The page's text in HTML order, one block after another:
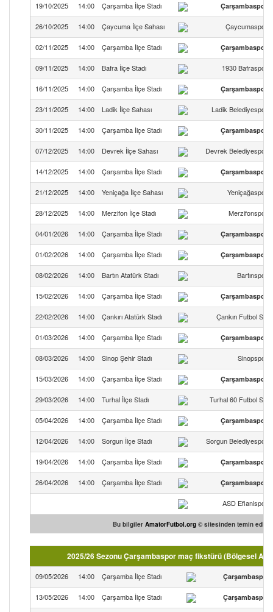
19/10/2025 14:00 Çarşamba İlçe Stadı Çarşambaspor
26/10/2025 14:00 Çaycuma İlçe Sahası Çaycumaspor
02/11/2025 14:00 Çarşamba İlçe Stadı Çarşambaspor
09/11/2025 14:00 Bafra İlçe Stadı 1930 Bafraspor
16/11/2025 14:00 Çarşamba İlçe Stadı Çarşambaspor
23/11/2025 14:00 Ladik İlçe Sahası Ladik Belediyespor
30/11/2025 14:00 Çarşamba İlçe Stadı Çarşambaspor
07/12/2025 14:00 Devrek İlçe Sahası Devrek Belediyespor
14/12/2025 14:00 Çarşamba İlçe Stadı Çarşambaspor
21/12/2025 14:00 Yeniçağa İlçe Sahası Yeniçağaspor
28/12/2025 14:00 Merzifon İlçe Stadı Merzifonspor
04/01/2026 14:00 Çarşamba İlçe Stadı Çarşambaspor
01/02/2026 14:00 Çarşamba İlçe Stadı Çarşambaspor
08/02/2026 14:00 Bartın Atatürk Stadı Bartınspor
15/02/2026 14:00 Çarşamba İlçe Stadı Çarşambaspor
22/02/2026 14:00 Çankırı Atatürk Stadı Çankırı Futbol SK
01/03/2026 14:00 Çarşamba İlçe Stadı Çarşambaspor
08/03/2026 14:00 Sinop Şehir Stadı Sinopspor
15/03/2026 14:00 Çarşamba İlçe Stadı Çarşambaspor
29/03/2026 14:00 Turhal İlçe Stadı Turhal 60 Futbol SK
05/04/2026 14:00 Çarşamba İlçe Stadı Çarşambaspor
12/04/2026 14:00 Sorgun İlçe Stadı Sorgun Belediyespor
19/04/2026 14:00 Çarşamba İlçe Stadı Çarşambaspor
26/04/2026 14:00 Çarşamba İlçe Stadı Çarşambaspor
ASD Eflanispor
Bu bilgiler AmatorFutbol.org© sitesinden temin
2025/26 Sezonu Çarşambaspor maç fikstürü (Bölgesel
09/05/2026 14:00 Çarşamba İlçe Stadı Çarşambaspor
13/05/2026 14:00 Çarşamba İlçe Stadı Çarşambaspor